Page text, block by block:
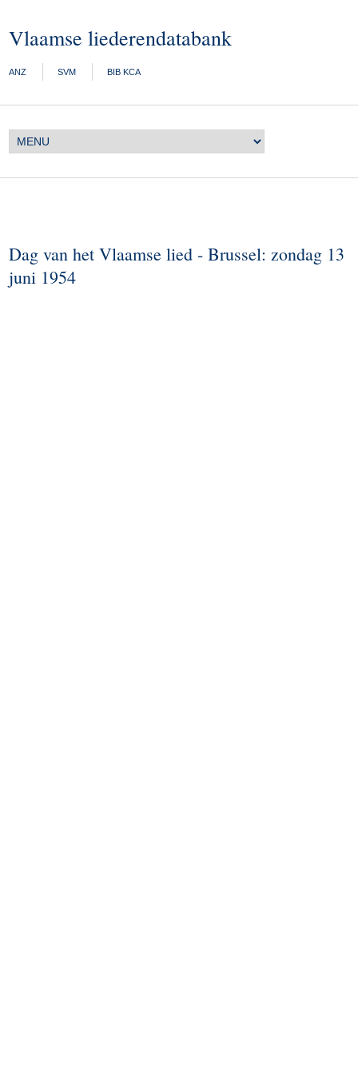
Vlaamse liederendatabank
ANZ SVM BIB KCA
Dag van het Vlaamse lied - Brussel: zondag 13
juni 1954